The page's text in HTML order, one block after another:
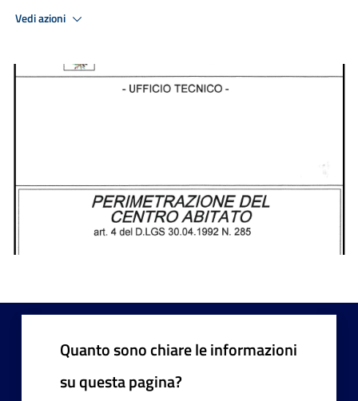
Vedi azioni
Quanto sono chiare le informazioni
su questa pagina?